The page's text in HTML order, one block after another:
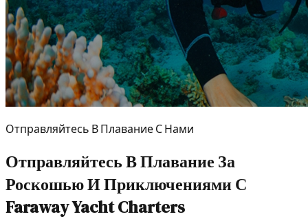
Отправляйтесь В Плавание С Нами
Отправляйтесь В Плавание За
Роскошью И Приключениями С
Faraway Yacht Charters